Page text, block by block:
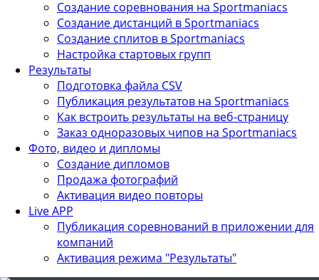
Создание соревнования на Sportmaniacs
Создание дистанций в Sportmaniacs
Создание сплитов в Sportmaniacs
Настройка стартовых групп
Результаты
Подготовка файла CSV
Публикация результатов на Sportmaniacs
Как встроить результаты на веб-страницу
Заказ одноразовых чипов на Sportmaniacs
Фото, видео и дипломы
Создание дипломов
Продажа фотографий
Активация видео повторы
Live APP
Публикация соревнований в приложении для
компаний
Активация режима "Результаты"